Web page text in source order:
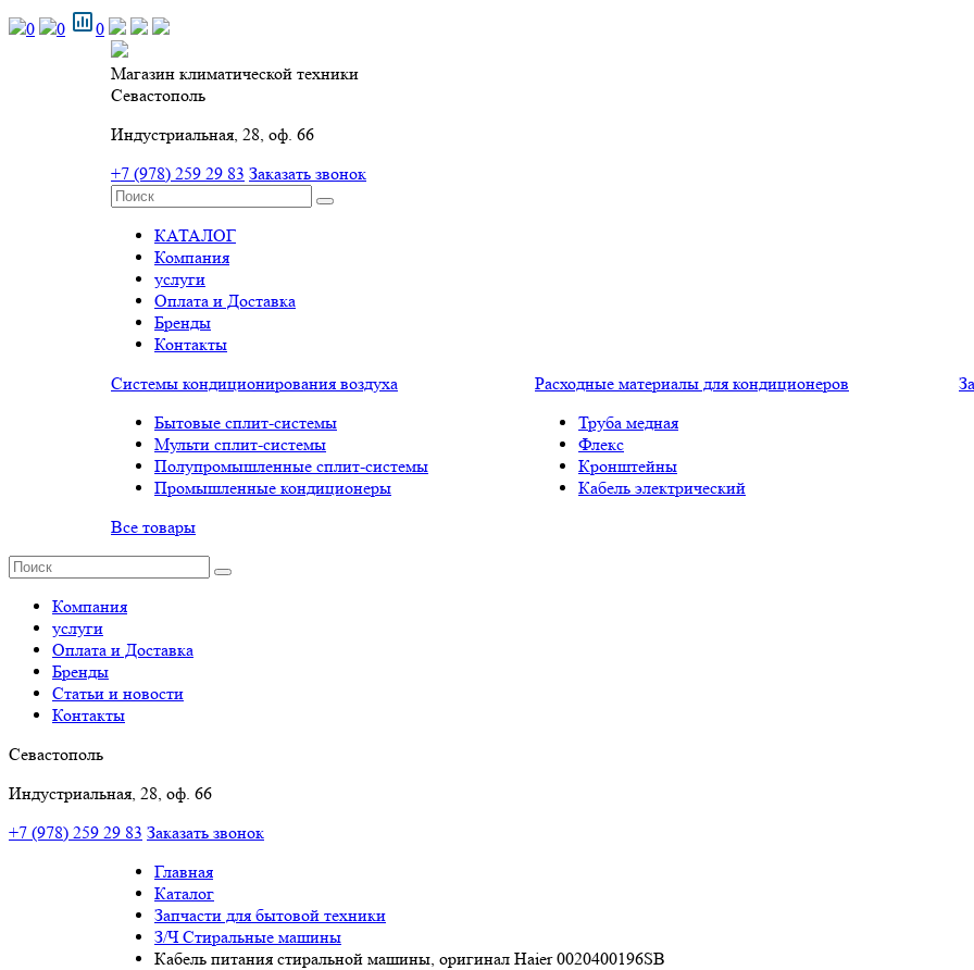
0 0 0
Магазин климатической техники
Севастополь
Индустриальная, 28, оф. 66
+7 (978) 259 29 83 Заказать звонок
КАТАЛОГ
Компания
услуги
Оплата и Доставка
Бренды
Контакты
Системы кондиционирования воздуха
Бытовые сплит-системы
Мульти сплит-системы
Полупромышленные сплит-системы
Промышленные кондиционеры
Расходные материалы для кондиционеров
Труба медная
Флекс
Кронштейны
Кабель электрический
Все товары
Компания
услуги
Оплата и Доставка
Бренды
Статьи и новости
Контакты
Севастополь
Индустриальная, 28, оф. 66
+7 (978) 259 29 83 Заказать звонок
Главная
Каталог
Запчасти для бытовой техники
З/Ч Стиральные машины
Кабель питания стиральной машины, оригинал Haier 0020400196SB